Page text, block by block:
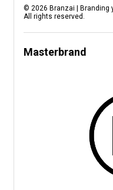
© 2026 Branzai | Branding
All rights reserved.
Masterbrand